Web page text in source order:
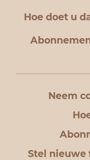
Hoe doet u
Neem
Stel